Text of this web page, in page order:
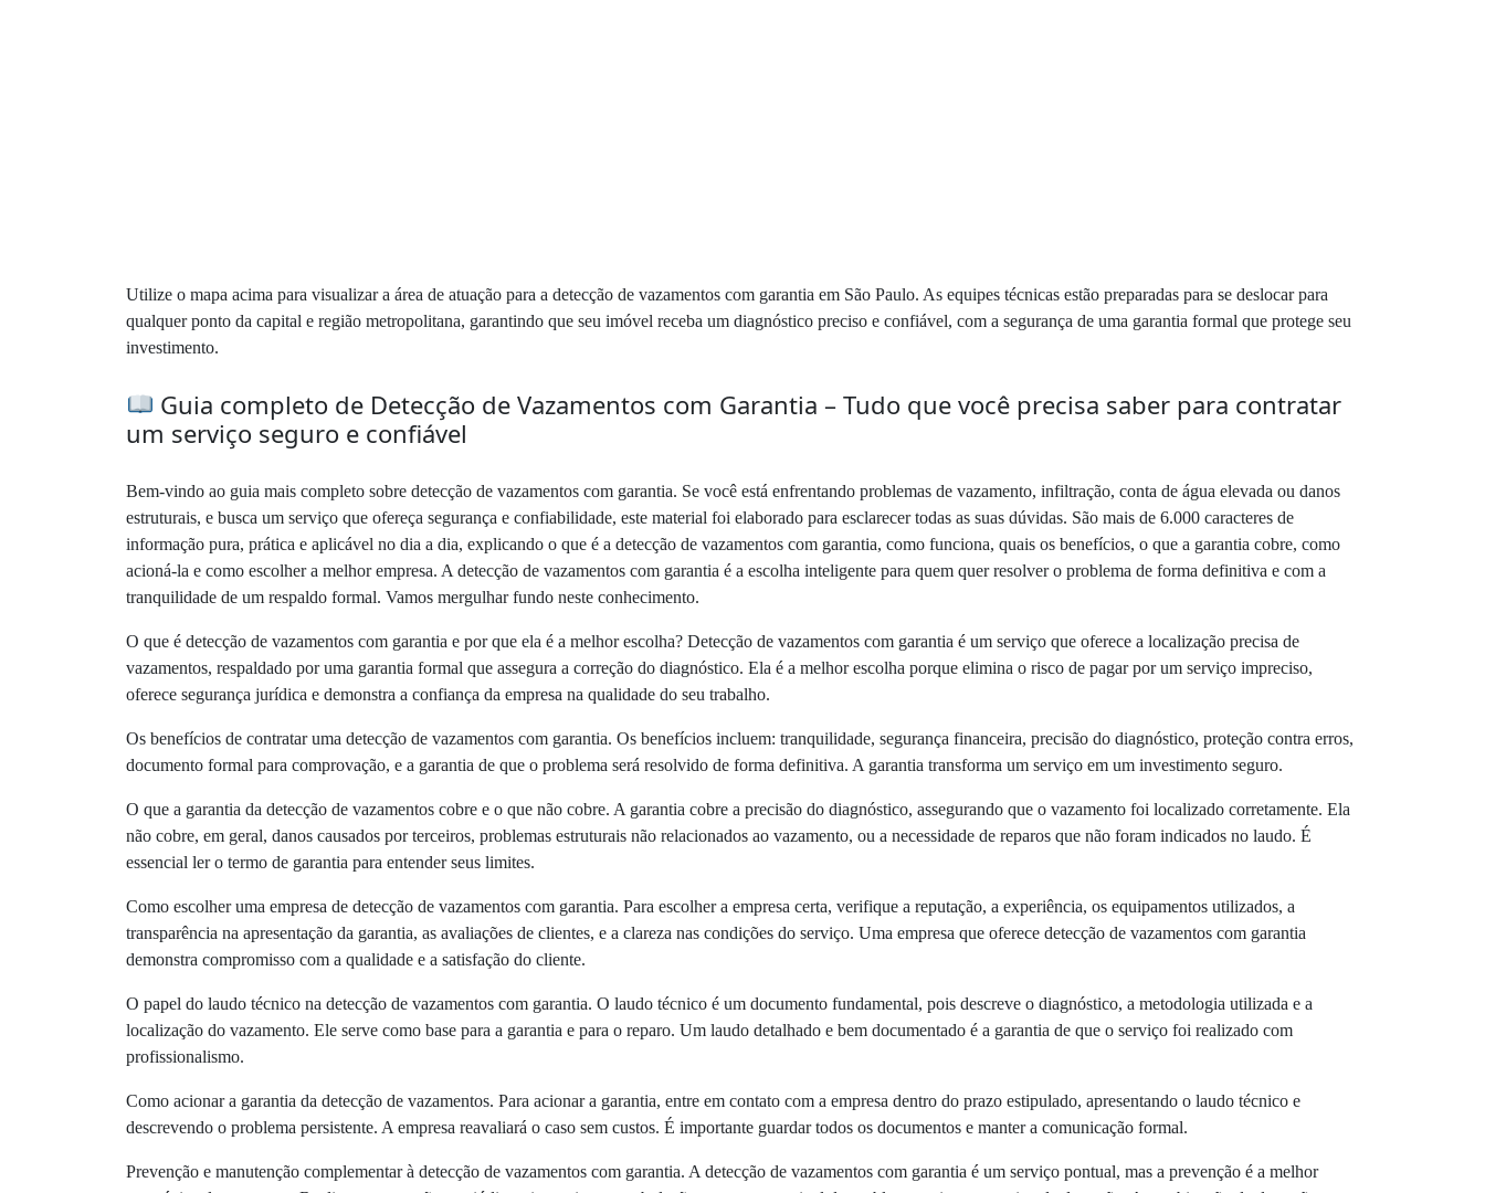
Utilize o mapa acima para visualizar a área de atuação para a detecção de vazamentos com garantia em São Paulo. As equipes técnicas estão preparadas para se deslocar para
qualquer ponto da capital e região metropolitana, garantindo que seu imóvel receba um diagnóstico preciso e confiável, com a segurança de uma garantia formal que protege seu
investimento.
Guia completo de Detecção de Vazamentos com Garantia – Tudo que você precisa saber para contratar
um serviço seguro e confiável
Bem-vindo ao guia mais completo sobre detecção de vazamentos com garantia. Se você está enfrentando problemas de vazamento, infiltração, conta de água elevada ou danos
estruturais, e busca um serviço que ofereça segurança e confiabilidade, este material foi elaborado para esclarecer todas as suas dúvidas. São mais de 6.000 caracteres de
informação pura, prática e aplicável no dia a dia, explicando o que é a detecção de vazamentos com garantia, como funciona, quais os benefícios, o que a garantia cobre, como
acioná-la e como escolher a melhor empresa. A detecção de vazamentos com garantia é a escolha inteligente para quem quer resolver o problema de forma definitiva e com a
tranquilidade de um respaldo formal. Vamos mergulhar fundo neste conhecimento.
O que é detecção de vazamentos com garantia e por que ela é a melhor escolha? Detecção de vazamentos com garantia é um serviço que oferece a localização precisa de
vazamentos, respaldado por uma garantia formal que assegura a correção do diagnóstico. Ela é a melhor escolha porque elimina o risco de pagar por um serviço impreciso,
oferece segurança jurídica e demonstra a confiança da empresa na qualidade do seu trabalho.
Os benefícios de contratar uma detecção de vazamentos com garantia. Os benefícios incluem: tranquilidade, segurança financeira, precisão do diagnóstico, proteção contra erros,
documento formal para comprovação, e a garantia de que o problema será resolvido de forma definitiva. A garantia transforma um serviço em um investimento seguro.
O que a garantia da detecção de vazamentos cobre e o que não cobre. A garantia cobre a precisão do diagnóstico, assegurando que o vazamento foi localizado corretamente. Ela
não cobre, em geral, danos causados por terceiros, problemas estruturais não relacionados ao vazamento, ou a necessidade de reparos que não foram indicados no laudo. É
essencial ler o termo de garantia para entender seus limites.
Como escolher uma empresa de detecção de vazamentos com garantia. Para escolher a empresa certa, verifique a reputação, a experiência, os equipamentos utilizados, a
transparência na apresentação da garantia, as avaliações de clientes, e a clareza nas condições do serviço. Uma empresa que oferece detecção de vazamentos com garantia
demonstra compromisso com a qualidade e a satisfação do cliente.
O papel do laudo técnico na detecção de vazamentos com garantia. O laudo técnico é um documento fundamental, pois descreve o diagnóstico, a metodologia utilizada e a
localização do vazamento. Ele serve como base para a garantia e para o reparo. Um laudo detalhado e bem documentado é a garantia de que o serviço foi realizado com
profissionalismo.
Como acionar a garantia da detecção de vazamentos. Para acionar a garantia, entre em contato com a empresa dentro do prazo estipulado, apresentando o laudo técnico e
descrevendo o problema persistente. A empresa reavaliará o caso sem custos. É importante guardar todos os documentos e manter a comunicação formal.
Prevenção e manutenção complementar à detecção de vazamentos com garantia. A detecção de vazamentos com garantia é um serviço pontual, mas a prevenção é a melhor